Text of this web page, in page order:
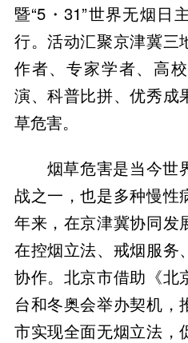
暨“5・31”世界无烟日
行。活动汇聚京津冀三
作者、专家学者、高
演、科普比拼、优秀成
草危害。
烟草危害是当今世
战之一，也是多种慢性
年来，在京津冀协同发
在控烟立法、戒烟服务
协作。北京市借助《北
台和冬奥会举办契机，
市实现全面无烟立法，